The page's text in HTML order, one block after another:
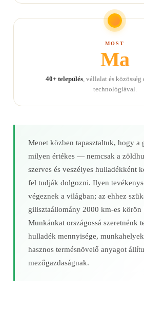
MOST
Ma
40+ település, vállalat és közösség
technológiával.
Menet közben tapasztaltuk, hogy a
milyen értékes — nemcsak a
szerves és veszélyes hulladékként
fel tudják dolgozni. Ilyen
végeznek a világban; az ehhez
gilisztaállomány 2000 km‑es körön
Munkánkat országossá szeretnénk
hulladék mennyisége,
hasznos termésnövelő anyagot
mezőgazdaságnak.